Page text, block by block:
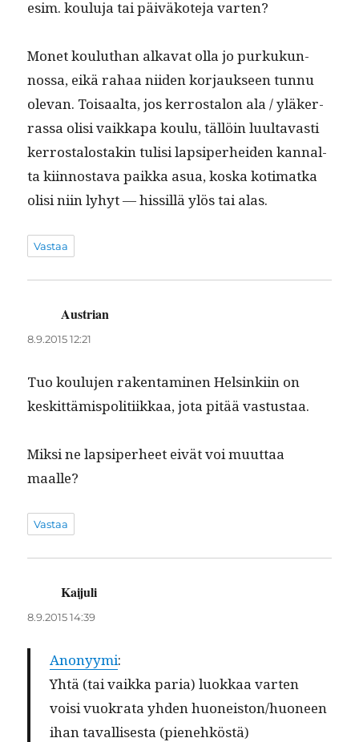
esim. koulu­ja tai päiväkote­ja varten?
Mon­et kouluthan alka­vat olla jo purkukun­
nos­sa, eikä rahaa niiden kor­jauk­seen tun­nu
ole­van. Toisaal­ta, jos ker­rostalon ala / yläk­er­
ras­sa olisi vaikka­pa koulu, täl­löin luul­tavasti
ker­rostalostakin tulisi lap­siper­hei­den kannal­
ta kiin­nos­ta­va paik­ka asua, kos­ka koti­mat­ka
olisi niin lyhyt — hissil­lä ylös tai alas.
Vastaa
Austrian
8.9.2015 12:21
Tuo koulu­jen rak­en­t­a­mi­nen Helsinki­in on
keskit­tämis­poli­ti­ikkaa, jota pitää vastustaa.
Mik­si ne lap­siper­heet eivät voi muut­taa
maalle?
Vastaa
Kaijuli
8.9.2015 14:39
Anonyy­mi:
Yhtä (tai vaik­ka paria) luokkaa varten
voisi vuokra­ta yhden huoneiston/huoneen
ihan taval­lis­es­ta (pienehköstä)